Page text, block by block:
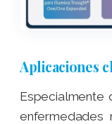
Aplicaciones
Especialmente
enfermedades